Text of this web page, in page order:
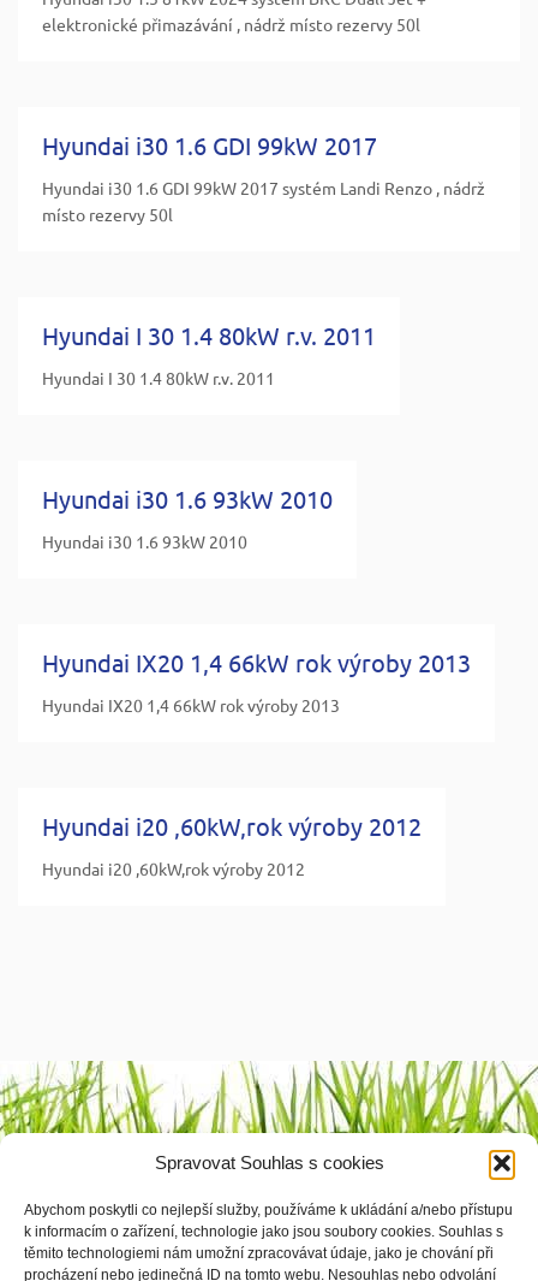
Spravovat Souhlas s cookies
Abychom poskytli co nejlepší služby, používáme k ukládání a/nebo přístupu
k informacím o zařízení, technologie jako jsou soubory cookies. Souhlas s
těmito technologiemi nám umožní zpracovávat údaje, jako je chování při
procházení nebo jedinečná ID na tomto webu. Nesouhlas nebo odvolání
elektronické přimazávání , nádrž místo rezervy 50l
Hyundai i30 1.6 GDI 99kW 2017
Hyundai i30 1.6 GDI 99kW 2017 systém Landi Renzo , nádrž
místo rezervy 50l
Hyundai I 30 1.4 80kW r.v. 2011
Hyundai I 30 1.4 80kW r.v. 2011
Hyundai i30 1.6 93kW 2010
Hyundai i30 1.6 93kW 2010
Hyundai IX20 1,4 66kW rok výroby 2013
Hyundai IX20 1,4 66kW rok výroby 2013
Hyundai i20 ,60kW,rok výroby 2012
Hyundai i20 ,60kW,rok výroby 2012